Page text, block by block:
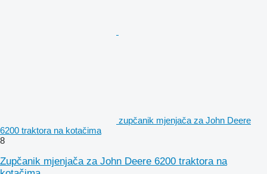
zupčanik mjenjača za John Deere
6200 traktora na kotačima
8
Zupčanik mjenjača za John Deere 6200 traktora na